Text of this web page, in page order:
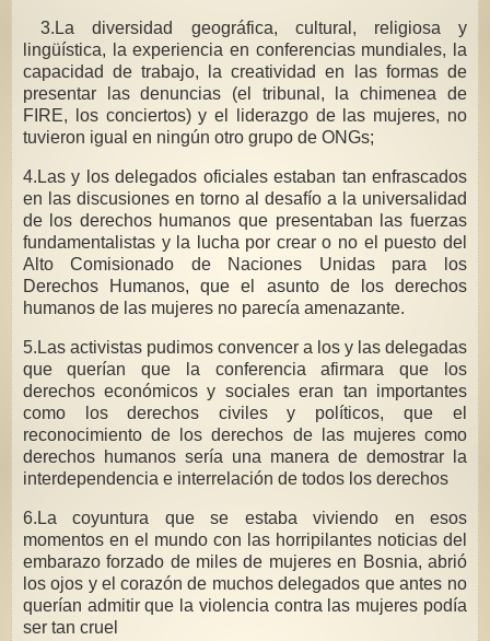
3.La diversidad geográfica, cultural, religiosa y
lingüística, la experiencia en conferencias mundiales, la
capacidad de trabajo, la creatividad en las formas de
presentar las denuncias (el tribunal, la chimenea de
FIRE, los conciertos) y el liderazgo de las mujeres, no
tuvieron igual en ningún otro grupo de ONGs;
4.Las y los delegados oficiales estaban tan enfrascados
en las discusiones en torno al desafío a la universalidad
de los derechos humanos que presentaban las fuerzas
fundamentalistas y la lucha por crear o no el puesto del
Alto Comisionado de Naciones Unidas para los
Derechos Humanos, que el asunto de los derechos
humanos de las mujeres no parecía amenazante.
5.Las activistas pudimos convencer a los y las delegadas
que querían que la conferencia afirmara que los
derechos económicos y sociales eran tan importantes
como los derechos civiles y políticos, que el
reconocimiento de los derechos de las mujeres como
derechos humanos sería una manera de demostrar la
interdependencia e interrelación de todos los derechos
6.La coyuntura que se estaba viviendo en esos
momentos en el mundo con las horripilantes noticias del
embarazo forzado de miles de mujeres en Bosnia, abrió
los ojos y el corazón de muchos delegados que antes no
querían admitir que la violencia contra las mujeres podía
ser tan cruel